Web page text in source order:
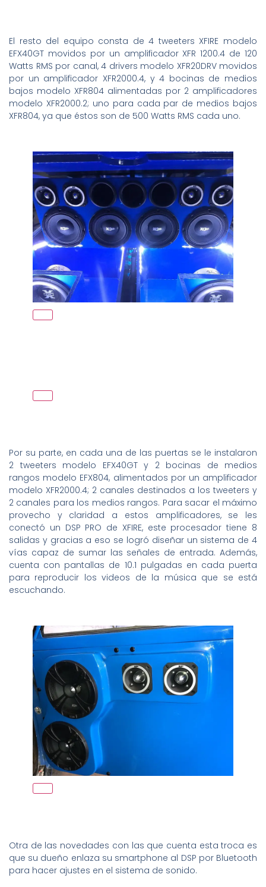
El resto del equipo consta de 4 tweeters XFIRE modelo
EFX40GT movidos por un amplificador XFR 1200.4 de 120
Watts RMS por canal, 4 drivers modelo XFR20DRV movidos
por un amplificador XFR2000.4, y 4 bocinas de medios
bajos modelo XFR804 alimentadas por 2 amplificadores
modelo XFR2000.2; uno para cada par de medios bajos
XFR804, ya que éstos son de 500 Watts RMS cada uno.
Por su parte, en cada una de las puertas se le instalaron
2 tweeters modelo EFX40GT y 2 bocinas de medios
rangos modelo EFX804, alimentados por un amplificador
modelo XFR2000.4; 2 canales destinados a los tweeters y
2 canales para los medios rangos. Para sacar el máximo
provecho y claridad a estos amplificadores, se les
conectó un DSP PRO de XFIRE, este procesador tiene 8
salidas y gracias a eso se logró diseñar un sistema de 4
vías capaz de sumar las señales de entrada. Además,
cuenta con pantallas de 10.1 pulgadas en cada puerta
para reproducir los videos de la música que se está
escuchando.
Otra de las novedades con las que cuenta esta troca es
que su dueño enlaza su smartphone al DSP por Bluetooth
para hacer ajustes en el sistema de sonido.